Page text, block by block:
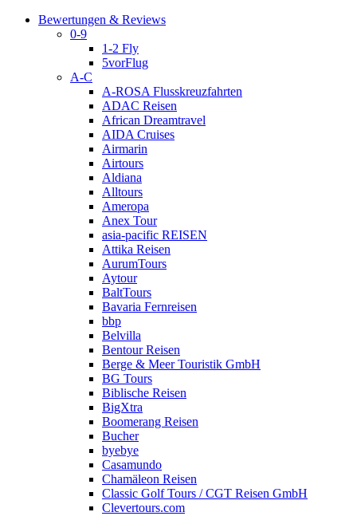
Bewertungen & Reviews
0-9
1-2 Fly
5vorFlug
A-C
A-ROSA Flusskreuzfahrten
ADAC Reisen
African Dreamtravel
AIDA Cruises
Airmarin
Airtours
Aldiana
Alltours
Ameropa
Anex Tour
asia-pacific REISEN
Attika Reisen
AurumTours
Aytour
BaltTours
Bavaria Fernreisen
bbp
Belvilla
Bentour Reisen
Berge & Meer Touristik GmbH
BG Tours
Biblische Reisen
BigXtra
Boomerang Reisen
Bucher
byebye
Casamundo
Chamäleon Reisen
Classic Golf Tours / CGT Reisen GmbH
Clevertours.com